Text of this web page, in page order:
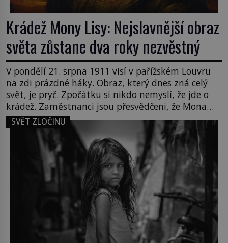
Krádež Mony Lisy: Nejslavnější obraz
světa zůstane dva roky nezvěstný
V pondělí 21. srpna 1911 visí v pařížském Louvru
na zdi prázdné háky. Obraz, který dnes zná celý
svět, je pryč. Zpočátku si nikdo nemyslí, že jde o
krádež. Zaměstnanci jsou přesvědčeni, že Mona
Lisa je jen v restaurátorské dílně nebo u fotografa.
Když se ukáže pravda, propukne jeden z největších
honů na zloděje v […]
SVĚT ZLOČINU